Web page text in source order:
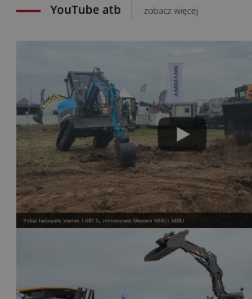
YouTube atb zobacz więcej
Pokaz ładowarki Venieri 1.63D TL, minikoparki Messersi M16U i M28U